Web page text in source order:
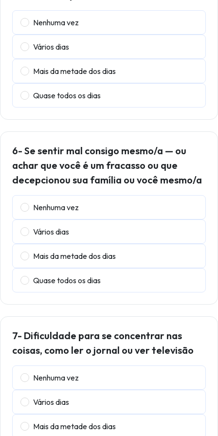
Nenhuma vez
Vários dias
Mais da metade dos dias
Quase todos os dias
6- Se sentir mal consigo mesmo/a — ou
achar que você é um fracasso ou que
decepcionou sua família ou você mesmo/a
Nenhuma vez
Vários dias
Mais da metade dos dias
Quase todos os dias
7- Dificuldade para se concentrar nas
coisas, como ler o jornal ou ver televisão
Nenhuma vez
Vários dias
Mais da metade dos dias